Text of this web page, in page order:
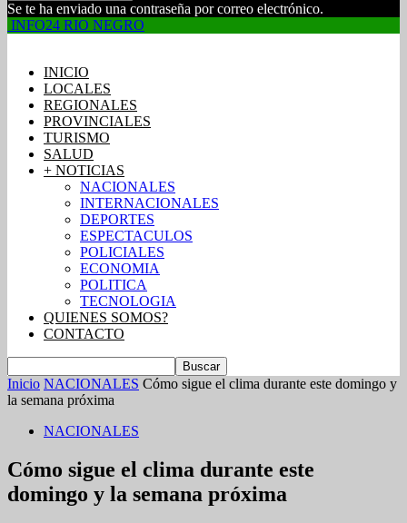
Se te ha enviado una contraseña por correo electrónico.
INFO24 RIO NEGRO
INICIO
LOCALES
REGIONALES
PROVINCIALES
TURISMO
SALUD
+ NOTICIAS
NACIONALES
INTERNACIONALES
DEPORTES
ESPECTACULOS
POLICIALES
ECONOMIA
POLITICA
TECNOLOGIA
QUIENES SOMOS?
CONTACTO
Inicio NACIONALES Cómo sigue el clima durante este domingo y
la semana próxima
NACIONALES
Cómo sigue el clima durante este
domingo y la semana próxima